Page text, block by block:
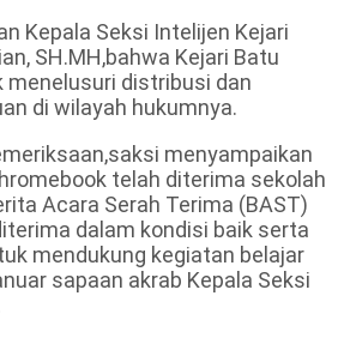
Kepala Seksi Intelijen Kejari
SH.MH,bahwa Kejari Batu
menelusuri distribusi dan
di wilayah hukumnya.
menyampaikan
telah diterima sekolah
Acara Serah Terima (BAST)
dalam kondisi baik serta
mendukung kegiatan belajar
sapaan akrab Kepala Seksi